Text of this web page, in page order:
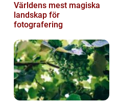
Världens mest magiska
landskap för
fotografering